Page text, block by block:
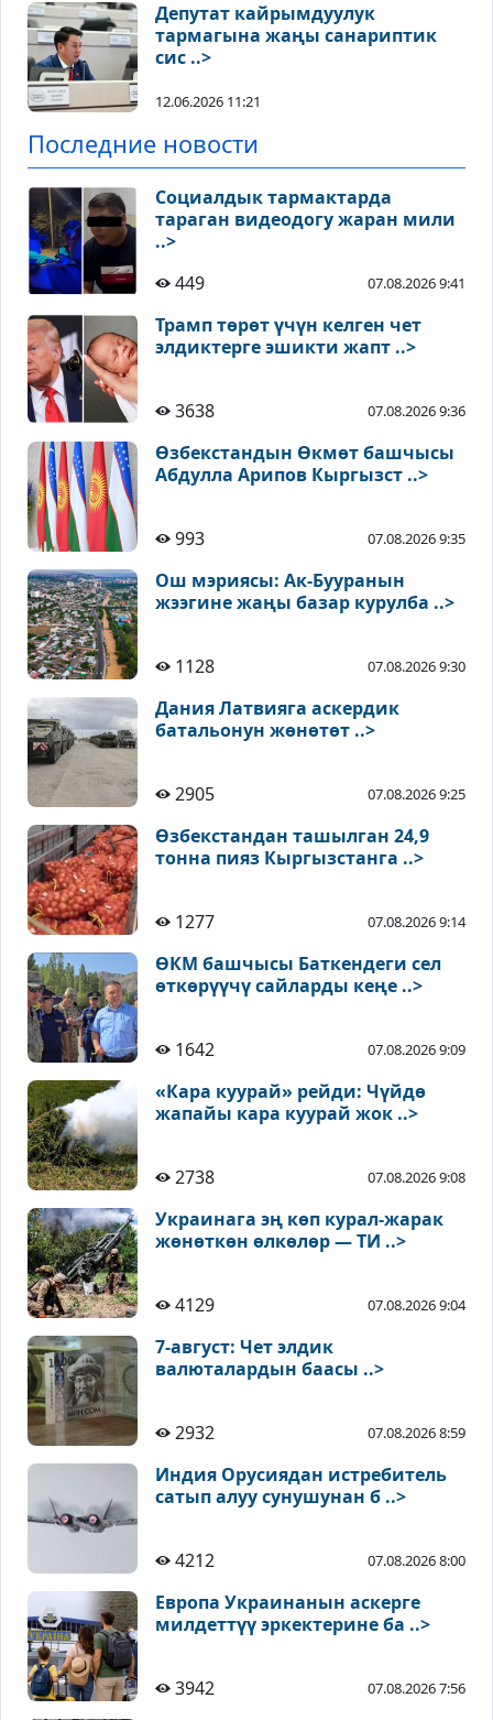
Депутат кайрымдуулук
тармагына жаңы санариптик
сис ..>
12.06.2026 11:21
Последние новости
Социалдык тармактарда
тараган видеодогу жаран мили
..>
449
07.08.2026 9:41
Трамп төрөт үчүн келген чет
элдиктерге эшикти жапт ..>
3638 07.08.2026 9:36
Өзбекстандын Өкмөт башчысы
Абдулла Арипов Кыргызст ..>
993 07.08.2026 9:35
Ош мэриясы: Ак-Бууранын
жээгине жаңы базар курулба ..>
1128 07.08.2026 9:30
Дания Латвияга аскердик
батальонун жөнөтөт ..>
2905 07.08.2026 9:25
Өзбекстандан ташылган 24,9
тонна пияз Кыргызстанга ..>
1277 07.08.2026 9:14
ӨКМ башчысы Баткендеги сел
өткөрүүчү сайларды кеңе ..>
1642 07.08.2026 9:09
«Кара куурай» рейди: Чүйдө
жапайы кара куурай жок ..>
2738 07.08.2026 9:08
Украинага эң көп курал-жарак
жөнөткөн өлкөлөр — ТИ ..>
4129 07.08.2026 9:04
7-август: Чет элдик
валюталардын баасы ..>
2932 07.08.2026 8:59
Индия Орусиядан истребитель
сатып алуу сунушунан б ..>
4212 07.08.2026 8:00
Европа Украинанын аскерге
милдеттүү эркектерине ба ..>
3942 07.08.2026 7:56